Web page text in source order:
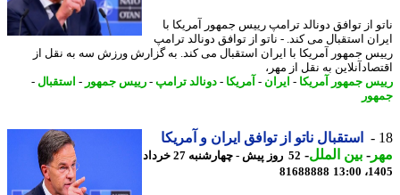
از توافق دونالد ترامپ رییس جمهور آمریکا با
استقبال می کند. - ناتو از توافق دونالد ترامپ
جمهور آمریکا با ایران استقبال می کند. به گزارش ورزش سه به نقل از
به نقل از مهر،
جمهور آمریکا- ایران - آمریکا- دونالد ترامپ -رییس جمهور-استقبال-
استقبال ناتو از توافق ایران و آمریکا
-بین الملل-
52 روز پیش - چهارشنبه 27 خرداد
81688888